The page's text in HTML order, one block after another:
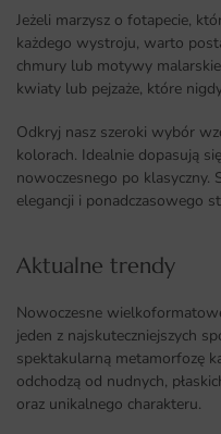
Jeżeli marzysz o fotapecie,
każdego wystroju, warto
chmury lub motywy
kwiaty lub pejzaże, które
Odkryj nasz szeroki wybór
kolorach. Idealnie dopasują
nowoczesnego po klasyczny.
elegancji i ponadczasowego
Aktualne trendy​
Nowoczesne
jeden z najskuteczniejszych
spektakularną metamorfozę
odchodzą od nudnych,
oraz unikalnego charakteru.